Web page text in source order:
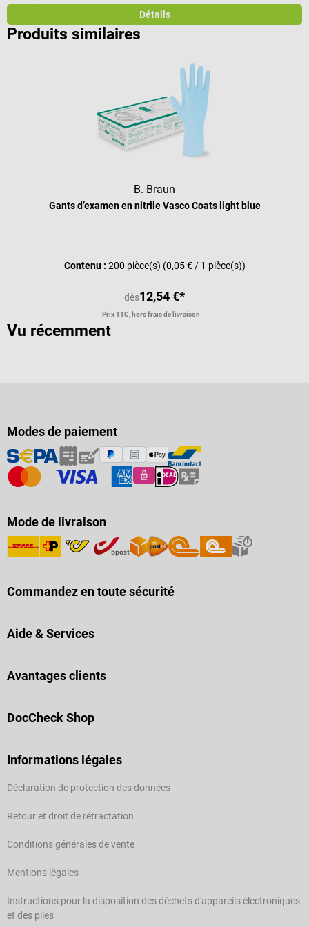
Détails
Produits similaires
B. Braun
Gants d’examen en nitrile Vasco Coats light blue
Contenu : 200 pièce(s) (0,05 € / 1 pièce(s))
dès12,54 €*
Prix TTC, hors frais de livraison
Vu récemment
Modes de paiement
Mode de livraison
Commandez en toute sécurité
Aide & Services
Avantages clients
DocCheck Shop
Informations légales
Déclaration de protection des données
Retour et droit de rétractation
Conditions générales de vente
Mentions légales
Instructions pour la disposition des déchets d'appareils électroniques
et des piles